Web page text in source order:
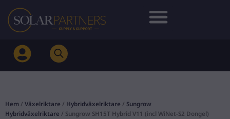
Hoppa
innehåll
Hem / Växelriktare / Hybridväxelriktare / Sungrow
Hybridväxelriktare / Sungrow SH15T Hybrid V11 (incl WiNet-S2 Dongel)